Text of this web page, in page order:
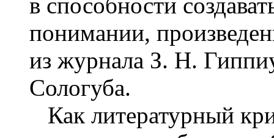
понимании,
из журнала З. Н.
Сологуба.
Как литературный